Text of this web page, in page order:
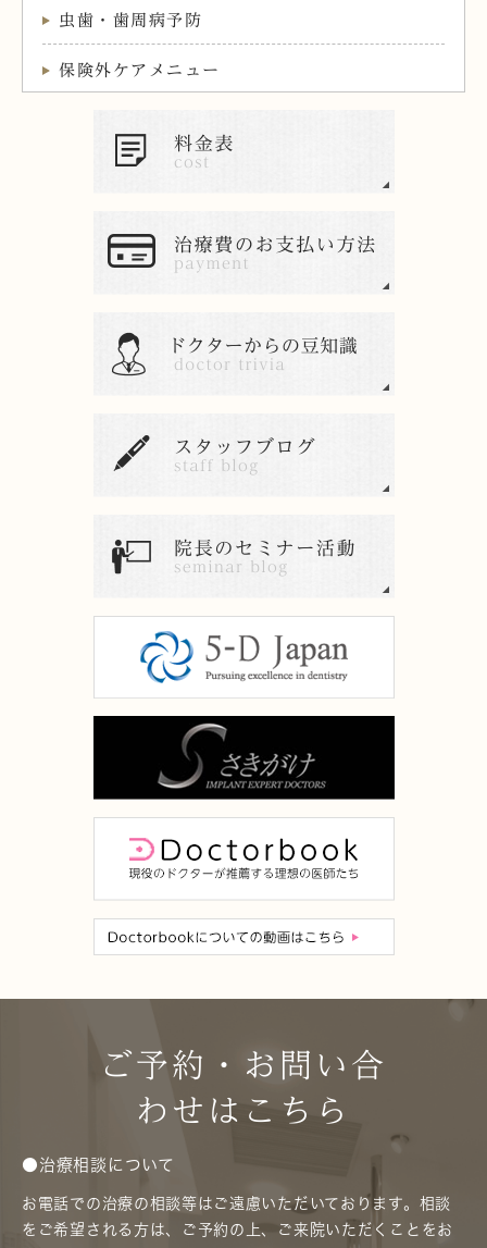
虫歯・歯周病予防
保険外ケアメニュー
ご予約・お問い合
わせはこちら
●治療相談について
お電話での治療の相談等はご遠慮いただいております。相談
をご希望される方は、ご予約の上、ご来院いただくことをお